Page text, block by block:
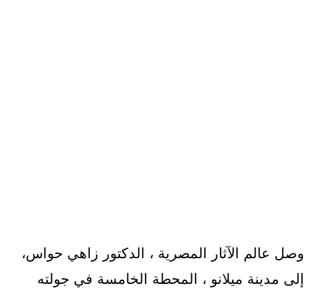
وصل عالم الآثار المصرية ، الدكتور زاهي حواس،
إلى مدينة ميلانو ، المحطة الخامسة في جولته